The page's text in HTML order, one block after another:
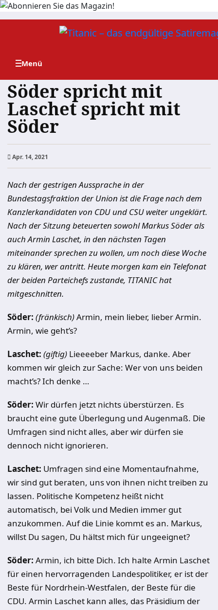
Zum
Söder spricht mit
Laschet spricht mit
Söder
Apr. 14, 2021
Nach der gestrigen Aussprache in der
Bundestagsfraktion der Union ist die Frage nach dem
Kanzlerkandidaten von CDU und CSU weiter ungeklärt.
Nach der Sitzung beteuerten sowohl Markus Söder als
auch Armin Laschet, in den nächsten Tagen
miteinander sprechen zu wollen, um noch diese Woche
zu klären, wer antritt. Heute morgen kam ein Telefonat
der beiden Parteichefs zustande, TITANIC hat
mitgeschnitten.
Söder: (fränkisch)Armin, mein lieber, lieber Armin.
Armin, wie geht’s?
Laschet: (giftig) Lieeeeber Markus, danke. Aber
kommen wir gleich zur Sache: Wer von uns beiden
macht’s? Ich denke …
Söder: Wir dürfen jetzt nichts überstürzen. Es
braucht eine gute Überlegung und Augenmaß. Die
Umfragen sind nicht alles, aber wir dürfen sie
dennoch nicht ignorieren.
Laschet: Umfragen sind eine Momentaufnahme,
wir sind gut beraten, uns von ihnen nicht treiben zu
lassen. Politische Kompetenz heißt nicht
automatisch, bei Volk und Medien immer gut
anzukommen. Auf die Linie kommt es an. Markus,
willst Du sagen, Du hältst mich für ungeeignet?
Söder: Armin, ich bitte Dich. Ich halte Armin Laschet
für einen hervorragenden Landespolitiker, er ist der
Beste für Nordrhein-Westfalen, der Beste für die
CDU. Armin Laschet kann alles, das Präsidium der